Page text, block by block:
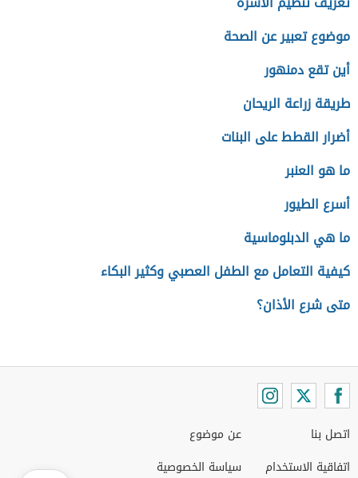
موضوع تعبير عن الصحة
أين تقع دمنهور
طريقة زراعة الريحان
أضرار القطط على البنات
ما هو العنبر
أسرع الطيور
ما هي الدبلوماسية
كيفية التعامل مع الطفل العصبي وكثير البكاء
متى شرع الأذان؟
اتصل بنا
اتفاقية الاستخدام
عن موضوع
سياسة الخصوصية